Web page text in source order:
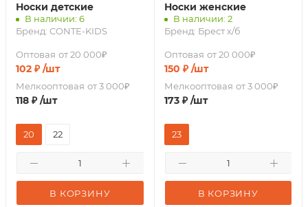
Носки детские
В наличии: 6
Бренд: CONTE-KIDS
Оптовая от 20 000₽
102 ₽ /шт
Мелкооптовая от 3 000₽
118 ₽ /шт
В КОРЗИНУ
20 22
Носки женские
В наличии: 2
Бренд: Брест х/б
Оптовая от 20 000₽
150 ₽ /шт
Мелкооптовая от 3 000₽
173₽ /шт
В КОРЗИНУ
23